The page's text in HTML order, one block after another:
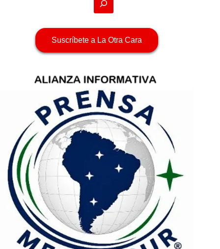
Suscríbete a La Otra Cara